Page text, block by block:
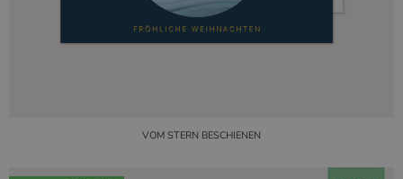
VOM STERN BESCHIENEN